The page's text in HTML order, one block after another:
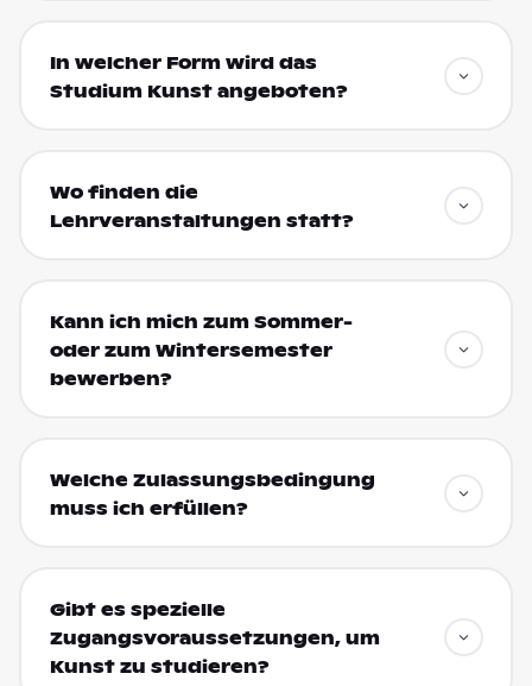
In welcher Form wird das
Studium Kunst angeboten?
Wo finden die
Lehrveranstaltungen statt?
Kann ich mich zum Sommer-
oder zum Wintersemester
bewerben?
Welche Zulassungsbedingung
muss ich erfüllen?
Gibt es spezielle
Zugangsvoraussetzungen, um
Kunst zu studieren?